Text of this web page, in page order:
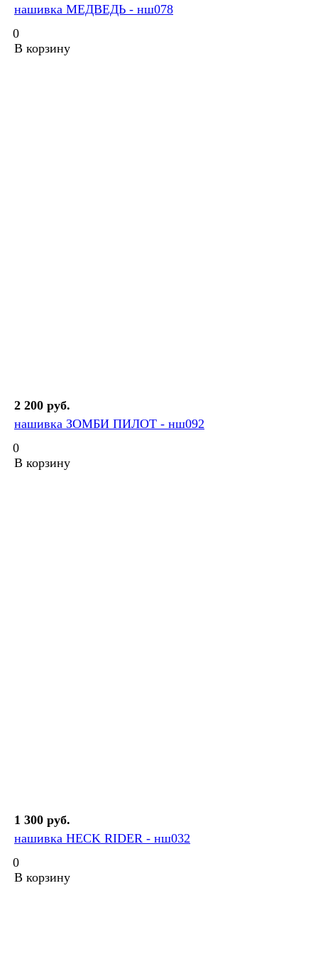
нашивка МЕДВЕДЬ - нш078
0
В корзину
2 200 руб.
нашивка ЗОМБИ ПИЛОТ - нш092
0
В корзину
1 300 руб.
нашивка HECK RIDER - нш032
0
В корзину